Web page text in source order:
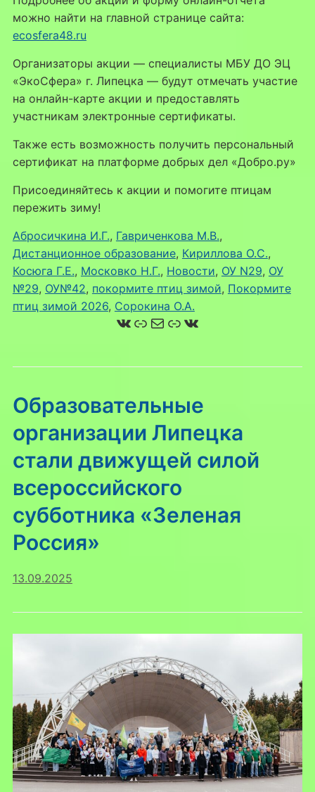
можно найти на главной странице сайта:
ecosfera48.ru
Организаторы акции — специалисты МБУ ДО ЭЦ
«ЭкоСфера» г. Липецка — будут отмечать участие
на онлайн-карте акции и предоставлять
участникам электронные сертификаты.
Также есть возможность получить персональный
сертификат на платформе добрых дел «Добро.ру»
Присоединяйтесь к акции и помогите птицам
пережить зиму!
Абросичкина И.Г., Гавриченкова М.В.
Дистанционное образование, Кириллова О.С.
Косюга Г.Е., Московко Н.Г., Новости, ОУ N29, ОУ
№29, ОУ№42, покормите птиц зимой, Покормите
птиц зимой 2026, Сорокина О.А.
ВКонтакте
Ссылка
Почта
Ссылка
ВКонтакте
Образовательные
организации Липецка
стали движущей силой
всероссийского
субботника «Зеленая
Россия»
13.09.2025